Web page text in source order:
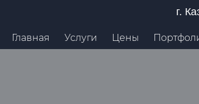
г.
Главная Услуги Цены